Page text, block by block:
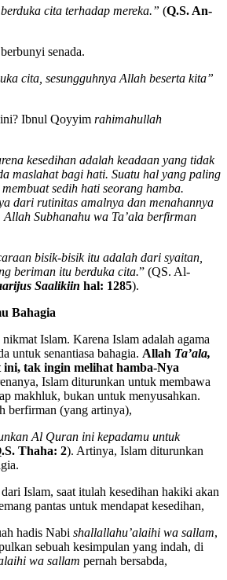
cita terhadap mereka.” (Q.S. An-
senada.
cita, sesungguhnya Allah beserta kita”
ini? Ibnul Qoyyim rahimahullah
kesedihan adalah keadaan yang tidak
maslahat bagi hati. Suatu hal yang paling
sedih hati seorang hamba.
dari rutinitas amalnya dan menahannya
Subhanahu wa Ta’ala berfirman
bisik-bisik itu adalah dari syaitan,
beriman itu berduka cita.” (QS. Al-
Saalikiin hal: 1285).
Bahagia
Islam. Karena Islam adalah agama
untuk senantiasa bahagia. Allah Ta’ala,
ini, tak ingin melihat hamba-Nya
Islam diturunkan untuk membawa
makhluk, bukan untuk menyusahkan.
berfirman (yang artinya),
Al Quran ini kepadamu untuk
Thaha: 2). Artinya, Islam diturunkan
Islam, saat itulah kesedihan hakiki akan
pantas untuk mendapat kesedihan,
hadis Nabi shallallahu’alaihi wa sallam,
sebuah kesimpulan yang indah, di
wa sallam pernah bersabda,